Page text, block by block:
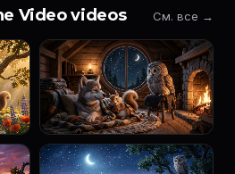
Video videos См. все →